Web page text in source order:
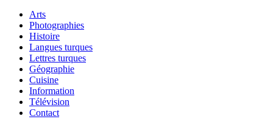
Arts
Photographies
Histoire
Langues turques
Lettres turques
Géographie
Cuisine
Information
Télévision
Contact